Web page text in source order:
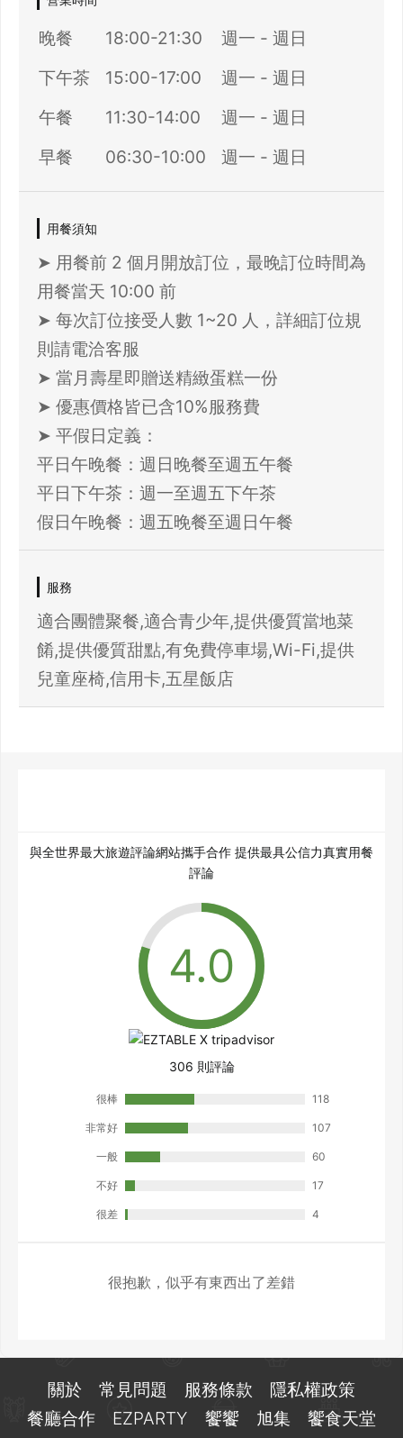
晚餐 18:00-21:30
週一 - 週日
下午茶
15:00-17:00
週一 - 週日
午餐
11:30-14:00
週一 - 週日
早餐
06:30-10:00 週一 - 週日
用餐須知
➤ 用餐前 2 個月開放訂位，最晚訂位時間為
用餐當天 10:00 前
➤ 每次訂位接受人數 1~20 人，詳細訂位規
則請電洽客服
➤ 當月壽星即贈送精緻蛋糕一份
➤ 優惠價格皆已含10%服務費
➤ 平假日定義：
平日午晚餐：週日晚餐至週五午餐
平日下午茶：週一至週五下午茶
假日午晚餐：週五晚餐至週日午餐
服務
適合團體聚餐,適合青少年,提供優質當地菜
餚,提供優質甜點,有免費停車場,Wi-Fi,提供
兒童座椅,信用卡,五星飯店
與全世界最大旅遊評論網站攜手合作 提供最具公信力真實用餐
評論
306 則評論
很棒 118
非常好 107
一般 60
不好 17
很差 4
很抱歉，似乎有東西出了差錯
關於 常見問題 服務條款
隱私權政策
餐廳合作
EZPARTY 饗饗 旭集
饗食天堂